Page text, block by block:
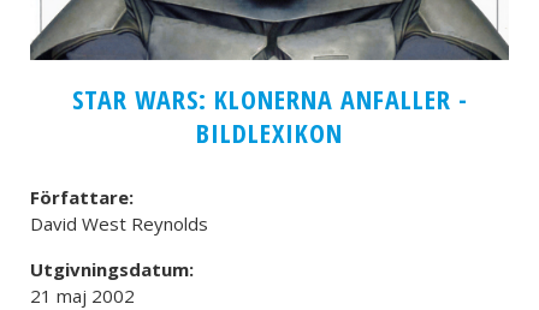
STAR WARS: KLONERNA ANFALLER -
BILDLEXIKON
Författare:
David West Reynolds
Utgivningsdatum:
21 maj 2002